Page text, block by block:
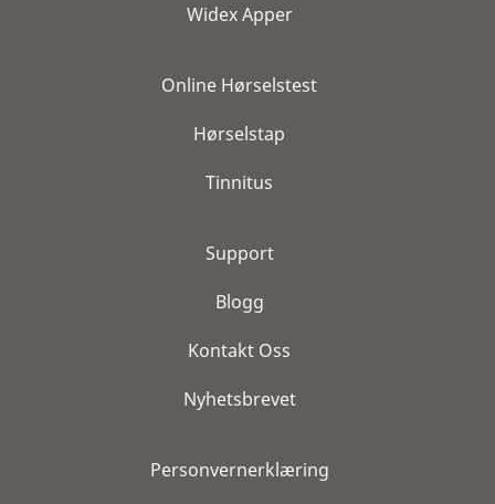
Widex Apper
Online Hørselstest
Hørselstap
Tinnitus
Support
Blogg
Kontakt Oss
Nyhetsbrevet
Personvernerklæring